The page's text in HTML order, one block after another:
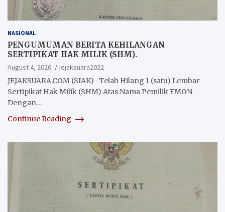
NASIONAL
PENGUMUMAN BERITA KEHILANGAN
SERTIPIKAT HAK MILIK (SHM).
August 4, 2026
jejaksuara2022
JEJAKSUARA.COM (SIAK)- Telah Hilang 1 (satu) Lembar
Sertipikat Hak Milik (SHM) Atas Nama Pemilik EMON
Dengan…
Continue Reading